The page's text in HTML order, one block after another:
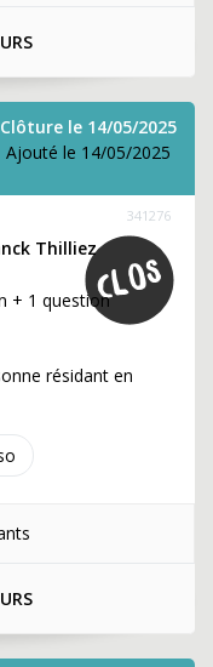
Clôture le 14/05/2025
Ajouté le 14/05/2025
341276
Thilliez
+ 1 question
résidant en